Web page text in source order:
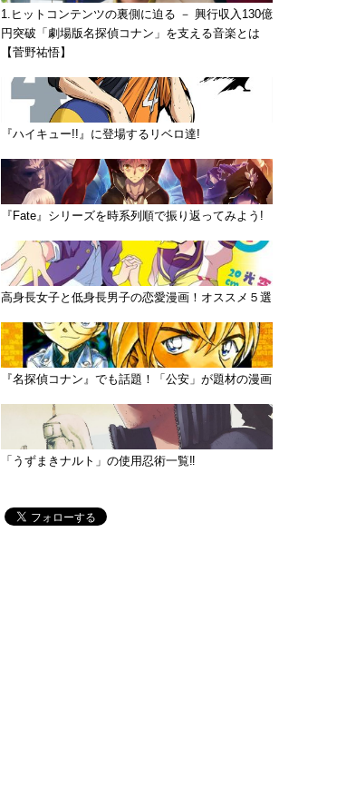
1.ヒットコンテンツの裏側に迫る － 興行収入130億
円突破「劇場版名探偵コナン」を支える音楽とは
【菅野祐悟】
『ハイキュー!!』に登場するリベロ達!
『Fate』シリーズを時系列順で振り返ってみよう!
高身長女子と低身長男子の恋愛漫画！オススメ５選
『名探偵コナン』でも話題！「公安」が題材の漫画
「うずまきナルト」の使用忍術一覧‼